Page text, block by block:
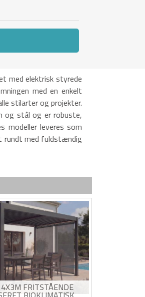
med elektrisk styrede
med en enkelt
stilarter og projekter.
og stål og er robuste,
modeller leveres som
rundt med fuldstændig
FRITSTÅENDE